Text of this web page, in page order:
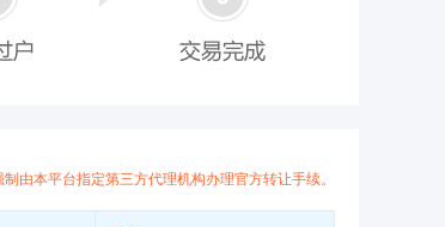
由本平台指定第三方代理机构办理官方转让手续。